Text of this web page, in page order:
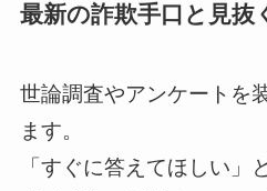
最新の詐欺手口と見抜
世論調査やアンケートを
ます。
「すぐに答えてほしい」